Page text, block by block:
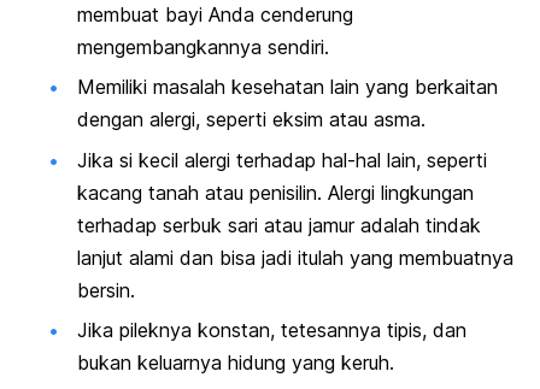
membuat bayi Anda cenderung
mengembangkannya sendiri.
Memiliki masalah kesehatan lain yang berkaitan
dengan alergi, seperti eksim atau asma.
Jika si kecil alergi terhadap hal-hal lain, seperti
kacang tanah atau penisilin. Alergi lingkungan
terhadap serbuk sari atau jamur adalah tindak
lanjut alami dan bisa jadi itulah yang membuatnya
bersin.
Jika pileknya konstan, tetesannya tipis, dan
bukan keluarnya hidung yang keruh.